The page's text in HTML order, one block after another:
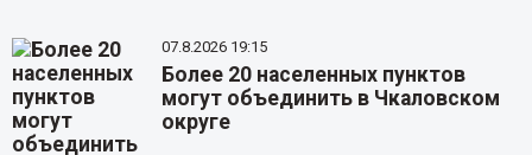
07.8.2026 19:15
Более 20 населенных пунктов
могут объединить в Чкаловском
округе